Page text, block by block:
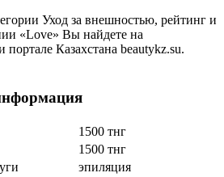
Уход за внешностью, рейтинг и
«Love» Вы найдете на
Казахстана beautykz.su.
1500 тнг
1500 тнг
эпиляция